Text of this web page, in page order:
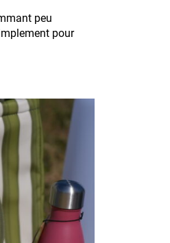
peu
pour